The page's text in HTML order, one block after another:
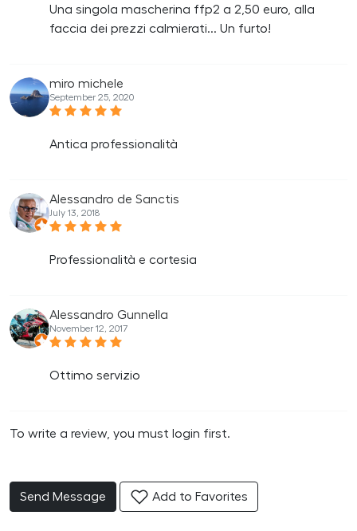
Una singola mascherina ffp2 a 2,50 euro, alla
faccia dei prezzi calmierati... Un furto!
miro michele
September 25, 2020
Antica professionalità
Alessandro de Sanctis
July 13, 2018
Professionalità e cortesia
Alessandro Gunnella
November 12, 2017
Ottimo servizio
To write a review, you must login first.
Send Message Add to Favorites